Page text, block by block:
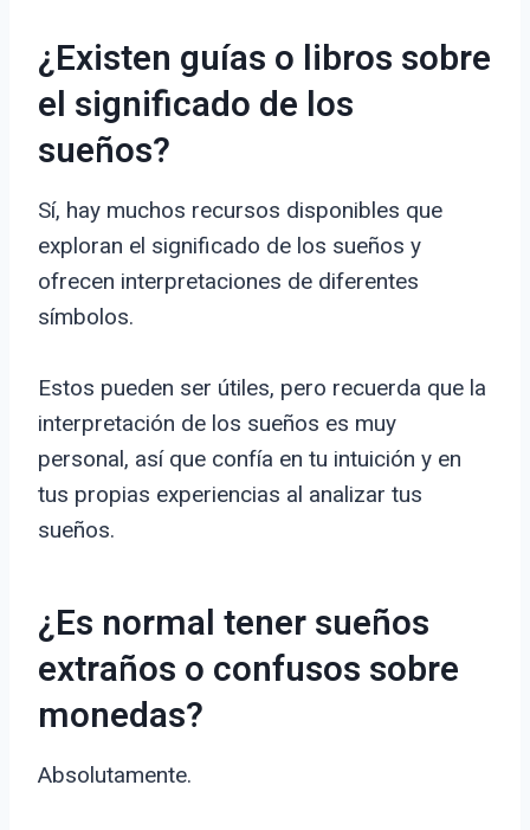
¿Existen guías o libros sobre
el significado de los
sueños?
Sí, hay muchos recursos disponibles que
exploran el significado de los sueños y
ofrecen interpretaciones de diferentes
símbolos.
Estos pueden ser útiles, pero recuerda que la
interpretación de los sueños es muy
personal, así que confía en tu intuición y en
tus propias experiencias al analizar tus
sueños.
¿Es normal tener sueños
extraños o confusos sobre
monedas?
Absolutamente.